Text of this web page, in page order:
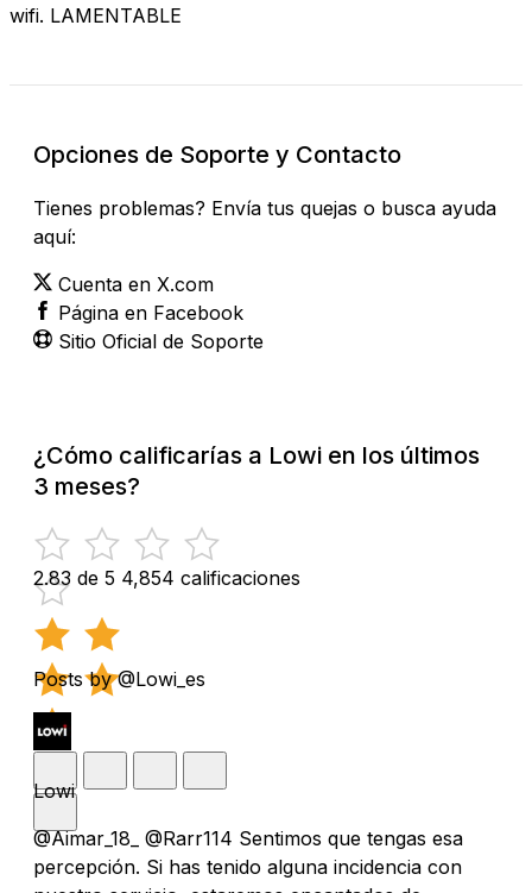
wifi. LAMENTABLE
Opciones de Soporte y Contacto
Tienes problemas? Envía tus quejas o busca ayuda
aquí:
Cuenta en X.com
Página en Facebook
Sitio Oficial de Soporte
¿Cómo calificarías a Lowi en los últimos
3 meses?
2.83 de 5 4,854 calificaciones
Posts by @Lowi_es
Lowi
@Aimar_18_ @Rarr114 Sentimos que tengas esa
percepción. Si has tenido alguna incidencia con